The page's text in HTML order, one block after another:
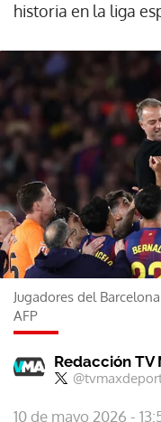
historia en la liga
Jugadores del
AFP
Redacción TV
10 de mayo 2026 -